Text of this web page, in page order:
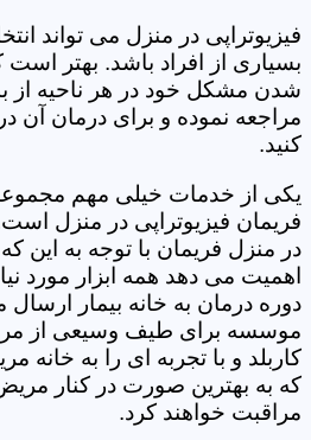
فیزیوتراپی در منزل می تواند
بسیاری از افراد باشد. بهتر است
شدن مشکل خود در هر ناحیه از
مراجعه نموده و برای درمان آن
کنید.
یکی از خدمات خیلی مهم مجموعه
فریمان فیزیوتراپی در منزل
در منزل فریمان با توجه به این
اهمیت می دهد همه ابزار مورد
دوره درمان به خانه بیمار
موسسه برای طیف وسیعی از
کاربلد و با تجربه ای را به خانه
که به بهترین صورت در کنار
مراقبت خواهند کرد.